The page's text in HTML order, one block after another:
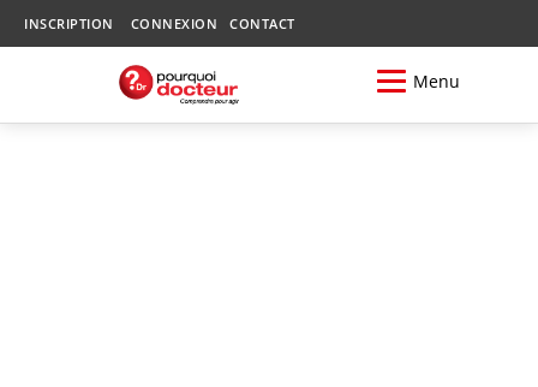
INSCRIPTION CONNEXION CONTACT
Menu